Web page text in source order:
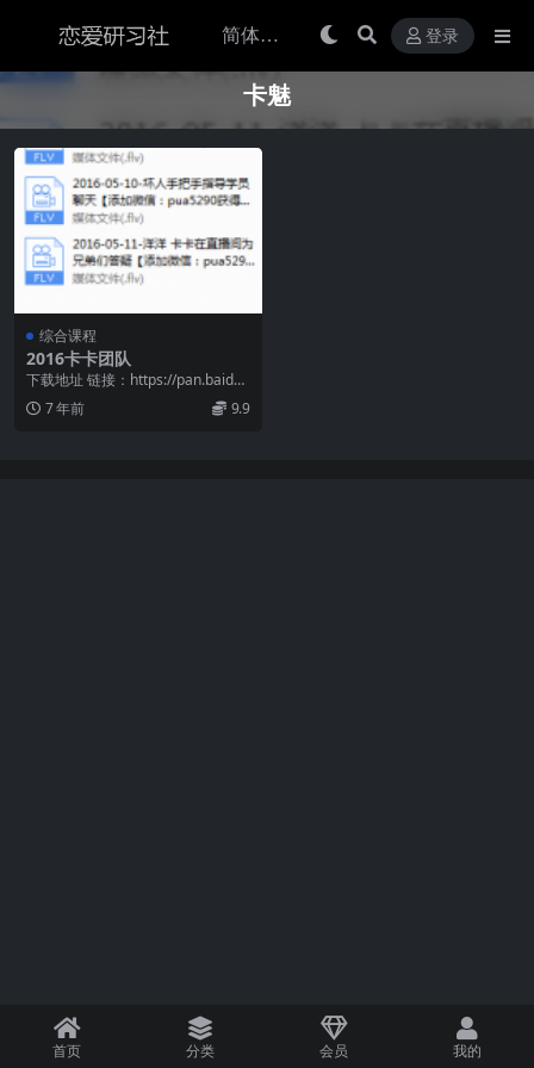
登录
卡魅
综合课程
2016卡卡团队
下载地址 链接：https://pan.baidu.
com/s/1741JWKp...
7 年前 9.9
首页 分类 会员 我的